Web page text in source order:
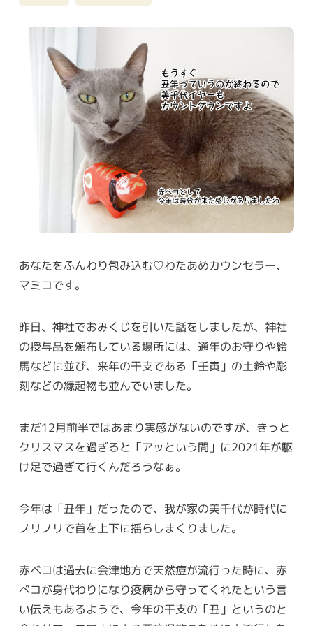
あなたをふんわり包み込む♡わたあめカウンセラー、
マミコです。
昨日、神社でおみくじを引いた話をしましたが、神社
の授与品を頒布している場所には、通年のお守りや絵
馬などに並び、来年の干支である「壬寅」の土鈴や彫
刻などの縁起物も並んでいました。
まだ12月前半ではあまり実感がないのですが、きっと
クリスマスを過ぎると「アッという間」に2021年が駆
け足で過ぎて行くんだろうなぁ。
今年は「丑年」だったので、我が家の美千代が時代に
ノリノリで首を上下に揺らしまくりました。
赤ベコは過去に会津地方で天然痘が流行った時に、赤
ベコが身代わりになり疫病から守ってくれたという言
い伝えもあるようで、今年の干支の「丑」というのと